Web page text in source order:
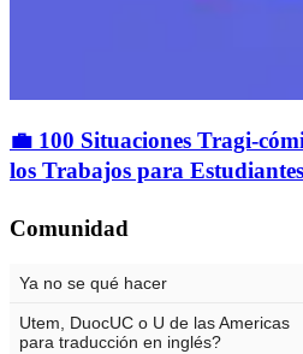
💼 100 Situaciones Tragi-
los Trabajos para
Comunidad